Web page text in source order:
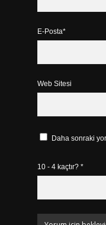
E-Posta*
Web Sitesi
Daha sonraki
10 - 4 kaçtır? *